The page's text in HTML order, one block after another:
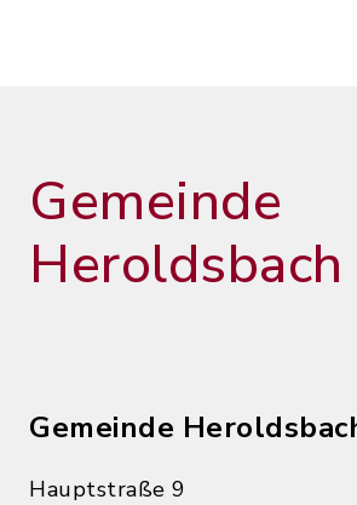
Gemeinde
Heroldsbach
Gemeinde
Hauptstraße 9